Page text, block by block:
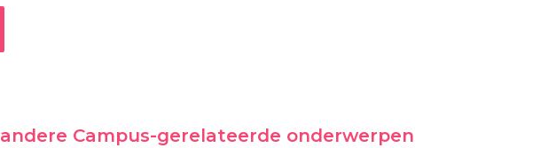
Campus-gerelateerde onderwerpen